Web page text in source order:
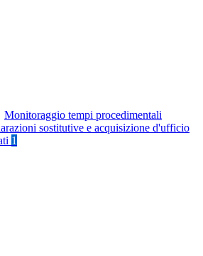
Monitoraggio tempi procedimentali
sostitutive e acquisizione d'ufficio
1